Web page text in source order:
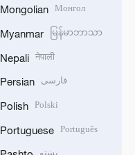
Mongolian Монгол
Myanmar မြန်မာဘာသာ
Nepali नेपाली
Persian فارسی
Polish Polski
Portuguese Português